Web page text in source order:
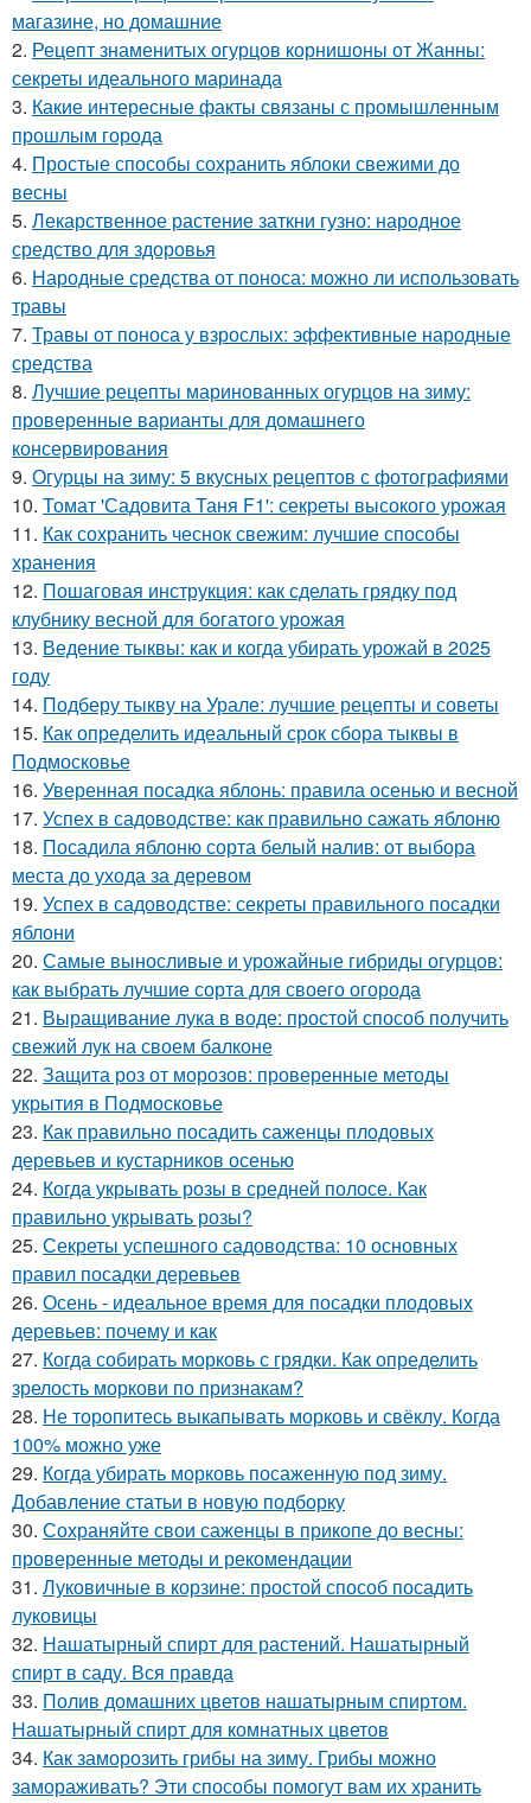
магазине, но домашние
2. Рецепт знаменитых огурцов корнишоны от Жанны:
секреты идеального маринада
3. Какие интересные факты связаны с промышленным
прошлым города
4. Простые способы сохранить яблоки свежими до
весны
5. Лекарственное растение заткни гузно: народное
средство для здоровья
6. Народные средства от поноса: можно ли использовать
травы
7. Травы от поноса у взрослых: эффективные народные
средства
8. Лучшие рецепты маринованных огурцов на зиму:
проверенные варианты для домашнего
консервирования
9. Огурцы на зиму: 5 вкусных рецептов с фотографиями
10. Томат 'Садовита Таня F1': секреты высокого урожая
11. Как сохранить чеснок свежим: лучшие способы
хранения
12. Пошаговая инструкция: как сделать грядку под
клубнику весной для богатого урожая
13. Ведение тыквы: как и когда убирать урожай в 2025
году
14. Подберу тыкву на Урале: лучшие рецепты и советы
15. Как определить идеальный срок сбора тыквы в
Подмосковье
16. Уверенная посадка яблонь: правила осенью и весной
17. Успех в садоводстве: как правильно сажать яблоню
18. Посадила яблоню сорта белый налив: от выбора
места до ухода за деревом
19. Успех в садоводстве: секреты правильного посадки
яблони
20. Самые выносливые и урожайные гибриды огурцов:
как выбрать лучшие сорта для своего огорода
21. Выращивание лука в воде: простой способ получить
свежий лук на своем балконе
22. Защита роз от морозов: проверенные методы
укрытия в Подмосковье
23. Как правильно посадить саженцы плодовых
деревьев и кустарников осенью
24. Когда укрывать розы в средней полосе. Как
правильно укрывать розы?
25. Секреты успешного садоводства: 10 основных
правил посадки деревьев
26. Осень - идеальное время для посадки плодовых
деревьев: почему и как
27. Когда собирать морковь с грядки. Как определить
зрелость моркови по признакам?
28. Не торопитесь выкапывать морковь и свёклу. Когда
100% можно уже
29. Когда убирать морковь посаженную под зиму.
Добавление статьи в новую подборку
30. Сохраняйте свои саженцы в прикопе до весны:
проверенные методы и рекомендации
31. Луковичные в корзине: простой способ посадить
луковицы
32. Нашатырный спирт для растений. Нашатырный
спирт в саду. Вся правда
33. Полив домашних цветов нашатырным спиртом.
Нашатырный спирт для комнатных цветов
34. Как заморозить грибы на зиму. Грибы можно
замораживать? Эти способы помогут вам их хранить